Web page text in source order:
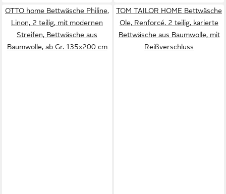
OTTO home Bettwäsche Philine,
Linon, 2 teilig, mit modernen
Streifen, Bettwäsche aus
Baumwolle, ab Gr. 135x200 cm
TOM TAILOR HOME Bettwäsche
Ole, Renforcé, 2 teilig, karierte
Bettwäsche aus Baumwolle, mit
Reißverschluss